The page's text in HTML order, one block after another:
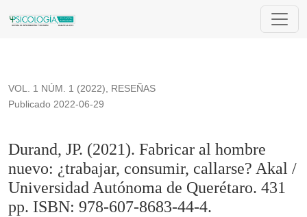
Durand, JP. (2021). Fabricar al hombre nuevo: ¿trabajar,
VOL. 1 NÚM. 1 (2022), RESEÑAS
Durand, JP. (2021). Fabricar al hombre
nuevo: ¿trabajar, consumir, callarse? Akal /
Universidad Autónoma de Querétaro. 431
pp. ISBN: 978-607-8683-44-4.
Publicado 2022-06-29